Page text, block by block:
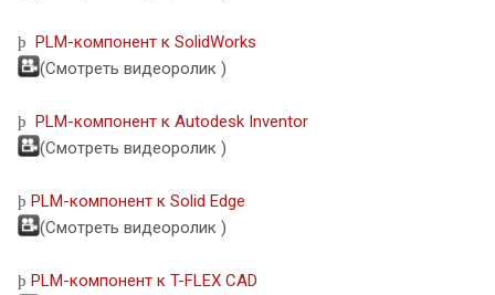
þ PLM-компонент к SolidWorks
(Смотреть видеоролик )
þ PLM-компонент к Autodesk Inventor
(Смотреть видеоролик )
þ PLM-компонент к Solid Edge
(Смотреть видеоролик )
þ PLM-компонент к T-FLEX CAD